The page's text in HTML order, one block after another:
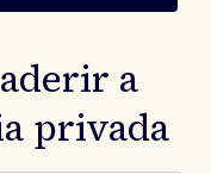
a
privada